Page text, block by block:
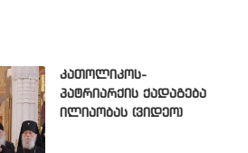
კათოლიკოს-
პატრიარქის ქადაგება
ილიაობას (ვიდეო)